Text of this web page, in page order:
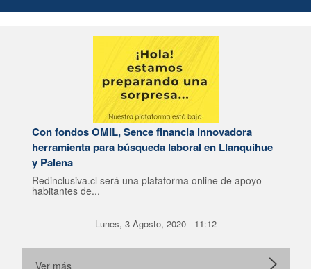
Con fondos OMIL, Sence financia innovadora
herramienta para búsqueda laboral en Llanquihue
y Palena
Redinclusiva.cl será una plataforma online de apoyo
habitantes de...
Lunes, 3 Agosto, 2020 - 11:12
Ver más